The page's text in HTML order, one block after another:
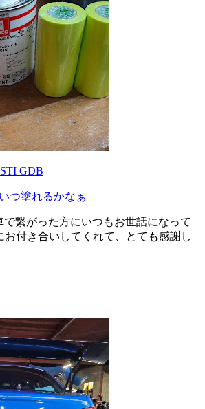
GDB
つ塗れるかなぁ
で繋がった方にいつもお世話になって
お付き合いしてくれて、とても感謝し